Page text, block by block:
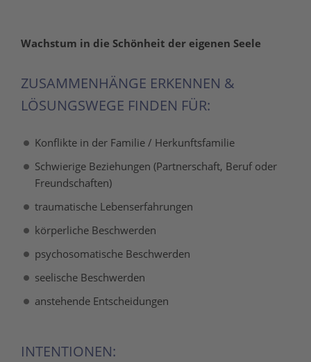
Wachstum in die Schönheit der eigenen Seele
ZUSAMMENHÄNGE ERKENNEN &
LÖSUNGSWEGE FINDEN FÜR:
Konflikte in der Familie / Herkunftsfamilie
Schwierige Beziehungen (Partnerschaft, Beruf oder
Freundschaften)
traumatische Lebenserfahrungen
körperliche Beschwerden
psychosomatische Beschwerden
seelische Beschwerden
anstehende Entscheidungen
INTENTIONEN: